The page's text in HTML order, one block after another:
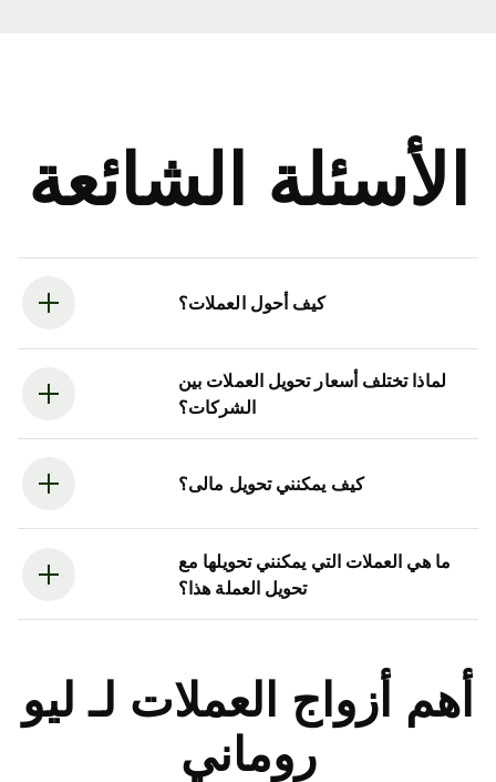
الأسئلة الشائعة
كيف أحول العملات؟
لماذا تختلف أسعار تحويل العملات بين
الشركات؟
كيف يمكنني تحويل مالى؟
ما هي العملات التي يمكنني تحويلها مع
تحويل العملة هذا؟
أهم أزواج العملات لـ ليو
روماني